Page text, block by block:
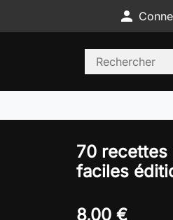

70 recettes
faciles
8,00 €